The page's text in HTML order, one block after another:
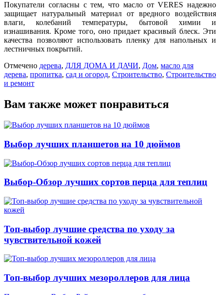
Покупатели согласны с тем, что масло от VERES надежно
защищает натуральный материал от вредного воздействия
влаги, колебаний температуры, бытовой химии и
изнашивания. Кроме того, оно придает красивый блеск. Эти
качества позволяют использовать пленку для напольных и
лестничных покрытий.
Отмечено дерева, ДЛЯ ДОМА И ДАЧИ, Дом, масло для
дерева, пропитка, сад и огород, Строительство, Строительство
и ремонт
Вам также может понравиться
Выбор лучших планшетов на 10 дюймов
Выбор-Обзор лучших сортов перца для теплиц
Топ-выбор лучшие средства по уходу за
чувствительной кожей
Топ-выбор лучших мезороллеров для лица